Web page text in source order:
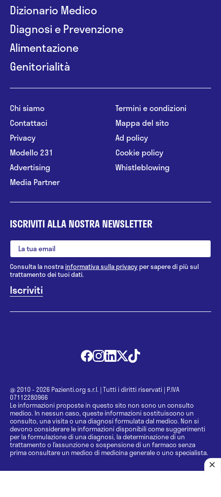
Dizionario Medico
Diagnosi e Prevenzione
Alimentazione
Genitorialità
Chi siamo
Contattaci
Privacy
Modello 231
Advertising
Media Partner
Termini e condizioni
Mappa del sito
Ad policy
Cookie policy
Whistleblowing
ISCRIVITI ALLA NOSTRA NEWSLETTER
Consulta la nostrainformativa sulla privacy per sapere di più sul
trattamento dei tuoi dati.
@ 2010 - 2026 Pazienti.org s.r.l. | Tutti i diritti riservati | P.IVA
07112280966
Le informazioni proposte in questo sito non sono un consulto
medico. In nessun caso, queste informazioni sostituiscono un
consulto, una visita o una diagnosi formulata dal medico. Non si
devono considerare le informazioni disponibili come suggerimenti
per la formulazione di una diagnosi, la determinazione di un
trattamento o l’assunzione o sospensione di un farmaco senza
prima consultare un medico di medicina generale o uno specialista.